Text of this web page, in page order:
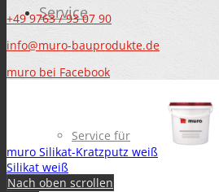
Service
Service für
+49 9763 / 93 07 90
info@muro-bauprodukte.de
muro bei Facebook
muro Silikat-Kratzputz weiß
Silikat weiß
Nach oben scrollen